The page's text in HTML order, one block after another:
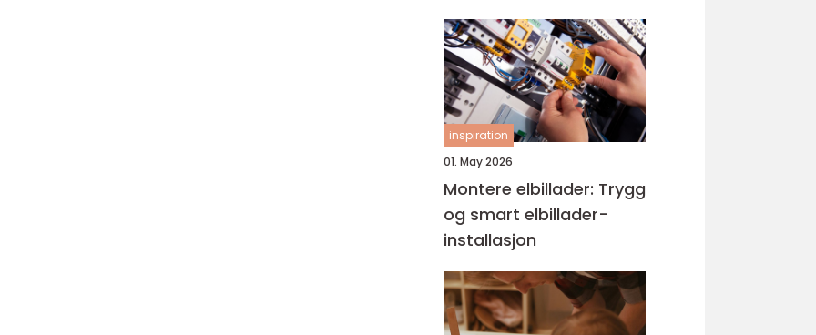
inspiration
01. May 2026
Montere elbillader: Trygg
og smart elbillader-
installasjon